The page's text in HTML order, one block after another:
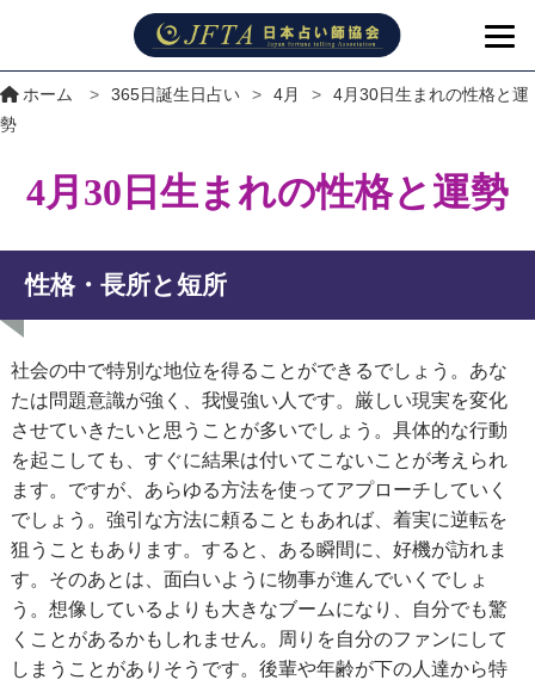
ホーム > 365日誕生日占い > 4月 >
4月30日生まれの性格と運
勢
4月30日生まれの性格と運勢
性格・長所と短所
社会の中で特別な地位を得ることができるでしょう。あな
たは問題意識が強く、我慢強い人です。厳しい現実を変化
させていきたいと思うことが多いでしょう。具体的な行動
を起こしても、すぐに結果は付いてこないことが考えられ
ます。ですが、あらゆる方法を使ってアプローチしていく
でしょう。強引な方法に頼ることもあれば、着実に逆転を
狙うこともあります。すると、ある瞬間に、好機が訪れま
す。そのあとは、面白いように物事が進んでいくでしょ
う。想像しているよりも大きなブームになり、自分でも驚
くことがあるかもしれません。周りを自分のファンにして
しまうことがありそうです。後輩や年齢が下の人達から特